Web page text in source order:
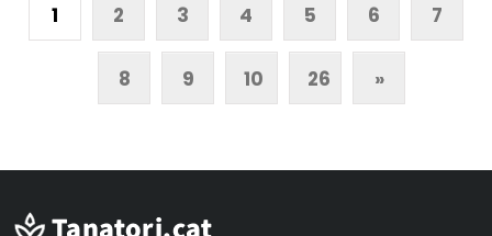
1 2 3 4 5 6 7
8 9 10 26 »